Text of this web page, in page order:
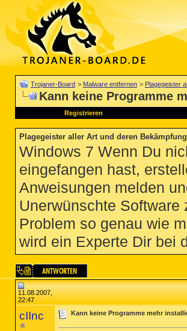
Trojaner-Board > Malware entfernen > Plagegeister
Kann keine Programme
Registrieren
Plagegeister aller Art und deren Bekämpfung
Windows 7 Wenn Du
eingefangen hast,
Anweisungen melden
Unerwünschte
Problem so genau wie
wird ein Experte Dir bei
11.08.2007,
22:47
cIInc Kann keine Programme mehr